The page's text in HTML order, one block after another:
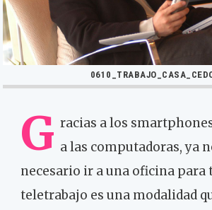
G racias a los
a las computadoras, ya
necesario ir a una oficina para
teletrabajo es una modalidad